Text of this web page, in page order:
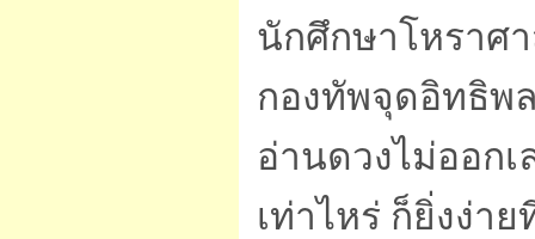
นักศึกษาโหราศ
กองทัพจุดอิทธิพ
อ่านดวงไม่ออกเ
เท่าไหร่ ก็ยิ่งง่า